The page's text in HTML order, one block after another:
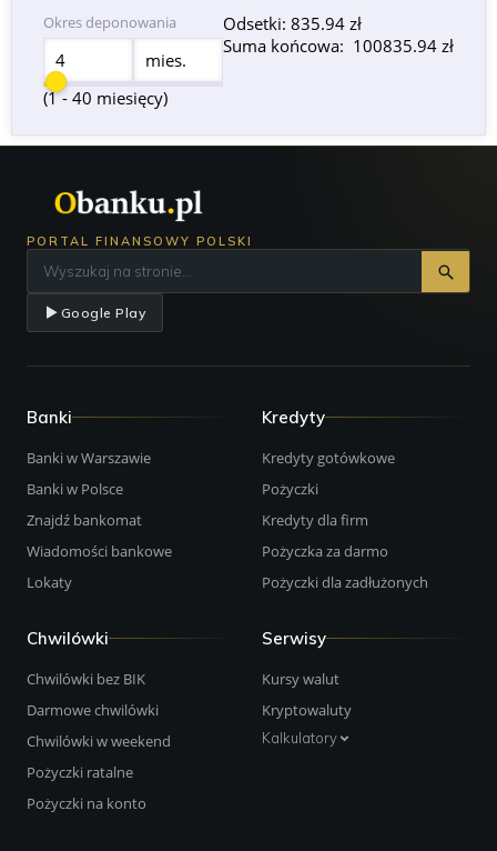
Okres deponowania
mies.
(1 - 40 miesięcy)
Odsetki:835.94 zł
Suma końcowa: 100835.94 zł
PORTAL FINANSOWY POLSKI
Google Play
Banki
Banki w Warszawie
Banki w Polsce
Znajdź bankomat
Wiadomości bankowe
Lokaty
Kredyty
Kredyty gotówkowe
Pożyczki
Kredyty dla firm
Pożyczka za darmo
Pożyczki dla zadłużonych
Chwilówki
Chwilówki bez BIK
Darmowe chwilówki
Chwilówki w weekend
Pożyczki ratalne
Pożyczki na konto
Serwisy
Kursy walut
Kryptowaluty
Kalkulatory